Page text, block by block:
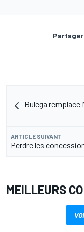
Bulega remplace
ARTICLE SUIVANT
Perdre les
MEILLEURS